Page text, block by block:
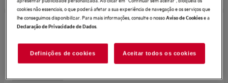
cookies não essenciais, o que poderá afetar a sua experiência de navegação e os serviços que
lhe conseguimos disponibilizar. Para mais informações, consulte o nossoAviso de Cookiese a
Declaração de Privacidade de Dados.
Definições de cookies Aceitar todos os cookies